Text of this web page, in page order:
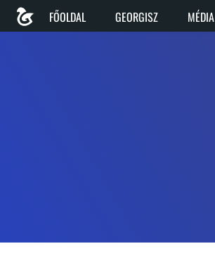
FŐOLDAL GEORGISZ MÉDIA